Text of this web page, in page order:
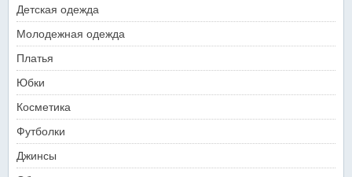
Детская одежда
Молодежная одежда
Платья
Юбки
Косметика
Футболки
Джинсы